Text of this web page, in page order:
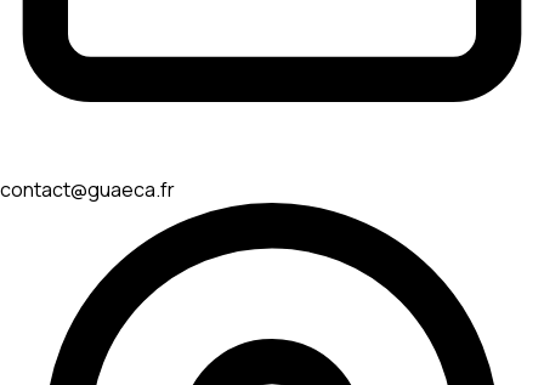
contact@guaeca.fr